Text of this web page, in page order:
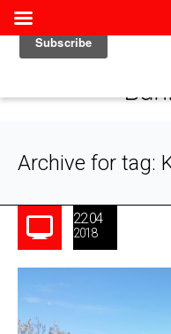
Archive for tag:
22.04
2018